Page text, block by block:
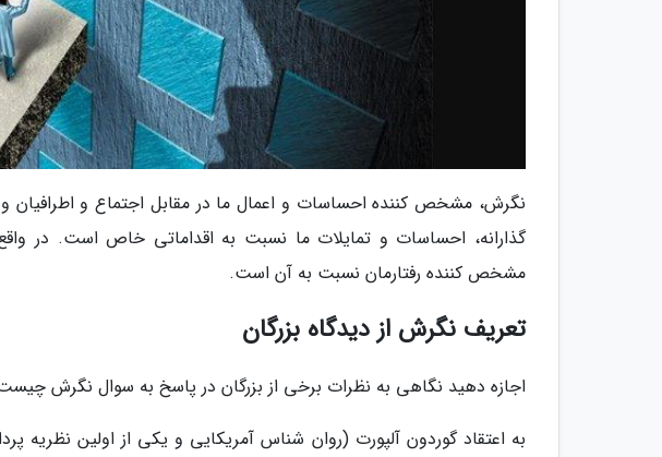
نگرش، مشخص کننده احساسات و اعمال ما در مقابل اجتماع و اطرافیان
گذارانه، احساسات و تمایلات ما نسبت به اقداماتی خاص است. در
مشخص کننده رفتارمان نسبت به آن است.
تعریف نگرش از دیدگاه بزرگان
اجازه دهید نگاهی به نظرات برخی از بزرگان در پاسخ به سوال نگرش چیست
به اعتقاد گوردون آلپورت (روان شناس آمریکایی و یکی از اولین